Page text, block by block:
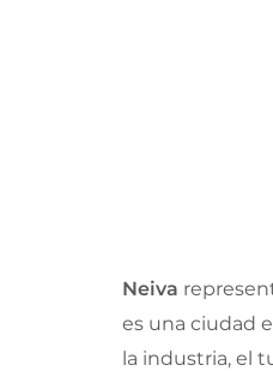
Neiva
es una ciudad
la industria, el